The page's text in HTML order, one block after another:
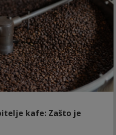
kafe: Zašto je